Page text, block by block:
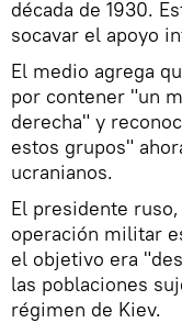
década de 1930.
socavar el apoyo
El medio agrega
por contener "un
derecha" y
estos grupos"
ucranianos.
El presidente
operación militar
el objetivo era
las poblaciones
régimen de Kiev.